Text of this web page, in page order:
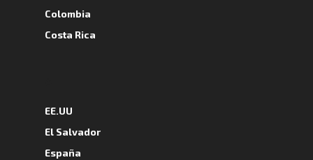
Colombia
Costa Rica
EE.UU
El Salvador
España